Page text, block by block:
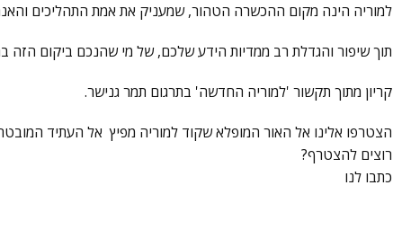
למוריה הינה מקום ההכשרה הטהור, שמעניק את אמת התהליכים
תוך שיפור והגדלת רב ממדיות הידע שלכם, של מי שהנכם ביקום הזה
קריון מתוך תקשור 'למוריה החדשה' בתרגום תמר גנישר.
הצטרפו אלינו אל האור המופלא שקוד למוריה מפיץ אל העתיד
רוצים להצטרף?
כתבו לנו